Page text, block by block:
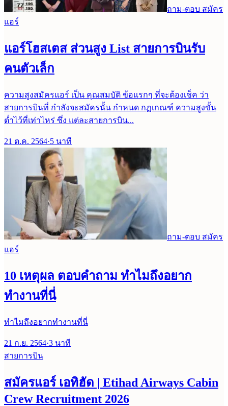
ถาม-ตอบ สมัคร
แอร์
แอร์โฮสเตส ส่วนสูง List สายการบินรับ
คนตัวเล็ก
ความสูงสมัครแอร์ เป็น คุณสมบัติ ข้อแรกๆ ที่จะต้องเช็ค ว่า
สายการบินที่ กำลังจะสมัครนั้น กำหนด กฏเกณฑ์ ความสูงขั้น
ต่ำไว้ที่เท่าไหร่ ซึ่ง แต่ละสายการบิน...
21 ต.ค. 2564·5 นาที
ถาม-ตอบ สมัคร
แอร์
10 เหตุผล ตอบคำถาม ทำไมถึงอยาก
ทำงานที่นี่
ทำไมถึงอยากทำงานที่นี่
21 ก.ย. 2564·3 นาที
สายการบิน
สมัครแอร์ เอทิฮัด | Etihad Airways Cabin
Crew Recruitment 2026